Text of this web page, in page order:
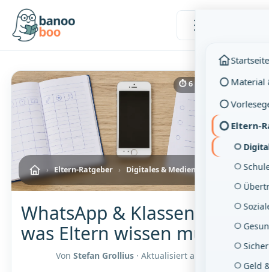
Startseite
Material
Eltern-
Geld
› Eltern-Ratgeber › Digitales & Medien
⏱ 6 Min. Lesezeit
WhatsApp & Klassenchat –
was Eltern wissen müssen
VonStefan Grollius · Aktualisiert am